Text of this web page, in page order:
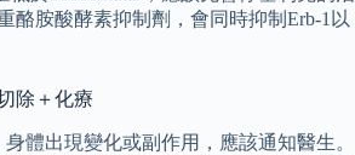
酪胺酸酵素抑制劑，會同時抑制Erb-1以
除＋化療
體出現變化或副作用，應該通知醫生。